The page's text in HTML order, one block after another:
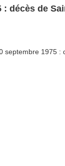
20 septembre 1975 :